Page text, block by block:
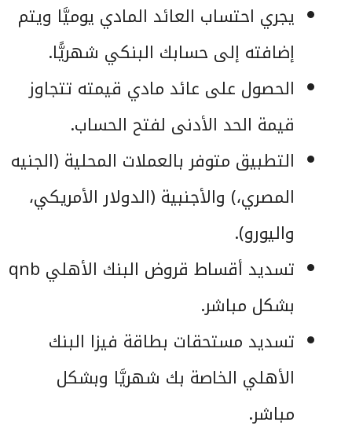
يجري احتساب العائد المادي يوميَّا ويتم
إضافته إلى حسابك البنكي شهريًّا.
الحصول على عائد مادي قيمته تتجاوز
قيمة الحد الأدنى لفتح الحساب.
التطبيق متوفر بالعملات المحلية (الجنيه
المصري،) والأجنبية (الدولار الأمريكي،
واليورو).
تسديد أقساط قروض البنك الأهلي qnb
بشكل مباشر.
تسديد مستحقات بطاقة فيزا البنك
الأهلي الخاصة بك شهريَّا وبشكل
مباشر.